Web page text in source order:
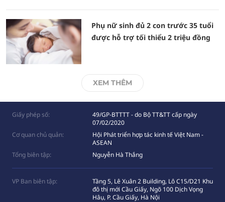
Phụ nữ sinh đủ 2 con trước 35 tuổi
được hỗ trợ tối thiểu 2 triệu đồng
XEM THÊM
Giấy phép số:
49/GP-BTTTT - do Bộ TT&TT cấp ngày
07/02/2020
Cơ quan chủ quản:
Hội Phát triển hợp tác kinh tế Việt Nam -
ASEAN
Tổng biên tập:
Nguyễn Hà Thắng
VP Ban biên tập:
Tầng 5, Lê Xuân 2 Building, Lô C15/D21 Khu
đô thị mới Cầu Giấy, Ngõ 100 Dịch Vọng
Hâụ, P. Cầu Giấy, Hà Nội